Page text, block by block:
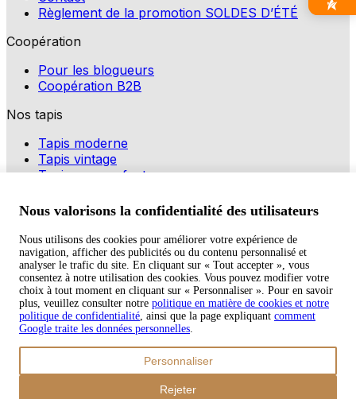
Règlement de la promotion SOLDES D’ÉTÉ
Coopération
Pour les blogueurs
Coopération B2B
Nos tapis
Tapis moderne
Tapis vintage
Tapis pour enfants
Modes de paiement
Copyright © 2026 TAPISO
Nous valorisons la confidentialité des utilisateurs
Nous utilisons des cookies pour améliorer votre expérience de
navigation, afficher des publicités ou du contenu personnalisé et
analyser le trafic du site. En cliquant sur « Tout accepter », vous
consentez à notre utilisation des cookies. Vous pouvez modifier votre
choix à tout moment en cliquant sur « Personnaliser ». Pour en savoir
plus, veuillez consulter notre politique en matière de cookies et notre
politique de confidentialité, ainsi que la page expliquant comment
Google traite les données personnelles.
Personnaliser
Rejeter
Panier
0,00